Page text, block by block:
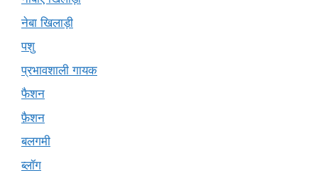
नेबा खिलाड़ी
पशु
प्रभावशाली गायक
फैशन
फ़ैशन
बलगमी
ब्लॉग